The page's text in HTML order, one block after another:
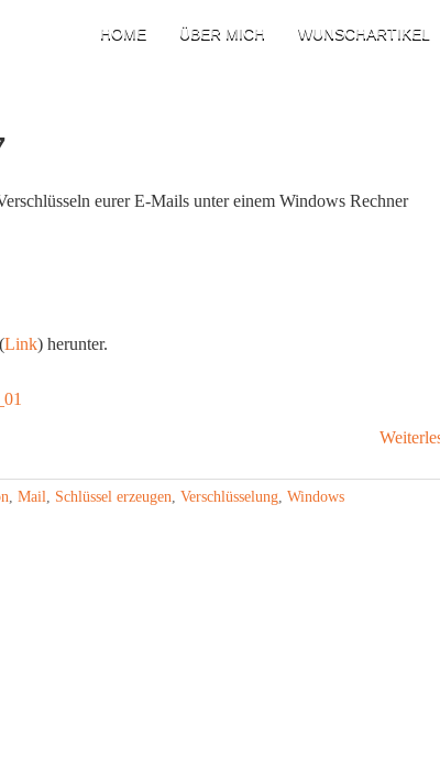
HOME ÜBER MICH WUNSCHARTIKEL
eurer E-Mails unter einem Windows Rechner
Link) herunter.
, Mail, Schlüssel erzeugen, Verschlüsselung, Windows